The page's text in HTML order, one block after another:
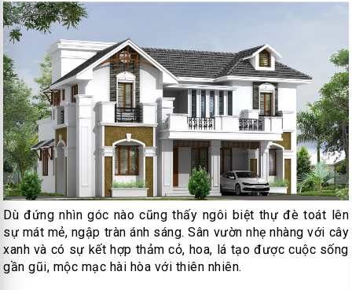
Dù đứng nhìn góc nào cũng thấy ngôi biệt thự đè toát lên
sự mát mẻ, ngập tràn ánh sáng. Sân vườn nhẹ nhàng với cây
xanh và có sự kết hợp thảm cỏ, hoa, lá tạo được cuộc sống
gần gũi, mộc mạc hài hòa với thiên nhiên.